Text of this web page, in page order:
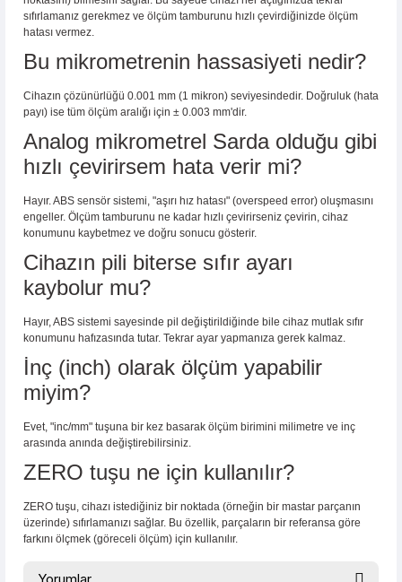
sıfırlamanız gerekmez ve ölçüm tamburunu hızlı çevirdiğinizde ölçüm
hatası vermez.
Bu mikrometrenin hassasiyeti nedir?
Cihazın çözünürlüğü 0.001 mm (1 mikron) seviyesindedir. Doğruluk (hata
payı) ise tüm ölçüm aralığı için ± 0.003 mm'dir.
Analog mikrometrel Sarda olduğu gibi
hızlı çevirirsem hata verir mi?
Hayır. ABS sensör sistemi, "aşırı hız hatası" (overspeed error) oluşmasını
engeller. Ölçüm tamburunu ne kadar hızlı çevirirseniz çevirin, cihaz
konumunu kaybetmez ve doğru sonucu gösterir.
Cihazın pili biterse sıfır ayarı
kaybolur mu?
Hayır, ABS sistemi sayesinde pil değiştirildiğinde bile cihaz mutlak sıfır
konumunu hafızasında tutar. Tekrar ayar yapmanıza gerek kalmaz.
İnç (inch) olarak ölçüm yapabilir
miyim?
Evet, "inc/mm" tuşuna bir kez basarak ölçüm birimini milimetre ve inç
arasında anında değiştirebilirsiniz.
ZERO tuşu ne için kullanılır?
ZERO tuşu, cihazı istediğiniz bir noktada (örneğin bir mastar parçanın
üzerinde) sıfırlamanızı sağlar. Bu özellik, parçaların bir referansa göre
farkını ölçmek (göreceli ölçüm) için kullanılır.